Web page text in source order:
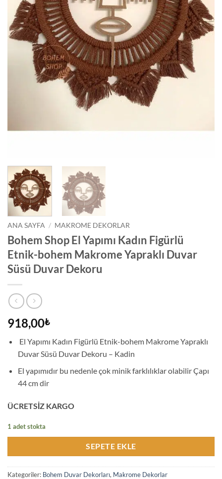
ANA SAYFA / MAKROME DEKORLAR
Bohem Shop El Yapımı Kadın Figürlü
Etnik-bohem Makrome Yapraklı Duvar
Süsü Duvar Dekoru
918,00₺
El Yapımı Kadın Figürlü Etnik-bohem Makrome Yapraklı
Duvar Süsü Duvar Dekoru – Kadin
El yapımıdır bu nedenle çok minik farklılıklar olabilir Çapı
44 cm dir
ÜCRETSİZ KARGO
1 adet stokta
SEPETE EKLE
Kategoriler: Bohem Duvar Dekorları, Makrome Dekorlar